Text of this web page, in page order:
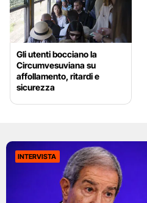
Gli utenti bocciano la
Circumvesuviana su
affollamento, ritardi e
sicurezza
INTERVISTA